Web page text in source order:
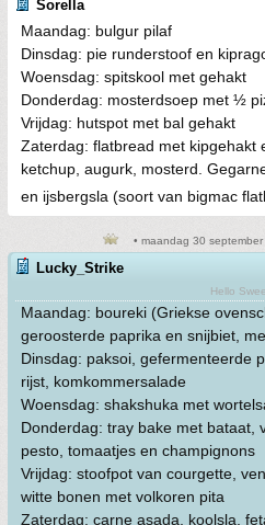
Sorella
Maandag: bulgur pilaf
Dinsdag: pie runderstoof en
Woensdag: spitskool met gehakt
Donderdag: mosterdsoep met ½
Vrijdag: hutspot met bal gehakt
Zaterdag: flatbread met kipgehakt
ketchup, augurk, mosterd.
en ijsbergsla (soort van bigmac
• maandag 30
Lucky_Strike
Hello
Maandag: boureki (Griekse
geroosterde paprika en snijbiet,
Dinsdag: paksoi, gefermenteerde
rijst, komkommersalade
Woensdag: shakshuka met
Donderdag: tray bake met bataat,
pesto, tomaatjes en champignons
Vrijdag: stoofpot van courgette,
witte bonen met volkoren pita
Zaterdag: carne asada, koolsla,